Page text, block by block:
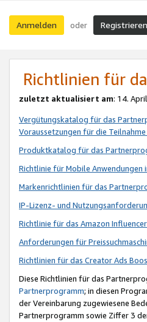
Anmelden oder Registrieren
Richtlinien für
zuletzt aktualisiert am: 14.
Vergütungskatalog für das
Voraussetzungen für die
Produktkatalog für das
Richtlinie für Mobile Anwendungen
Markenrichtlinien für das
IP-Lizenz- und
Richtlinie für das Amazon
Anforderungen für
Richtlinien für das Creator Ads
Diese Richtlinien für das
Partnerprogramm; in diesen
der Vereinbarung zugewiesene
Partnerprogramm sowie Ziffer 3